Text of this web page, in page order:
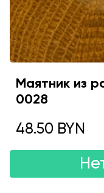
Маятник из
0028
48.50 BYN